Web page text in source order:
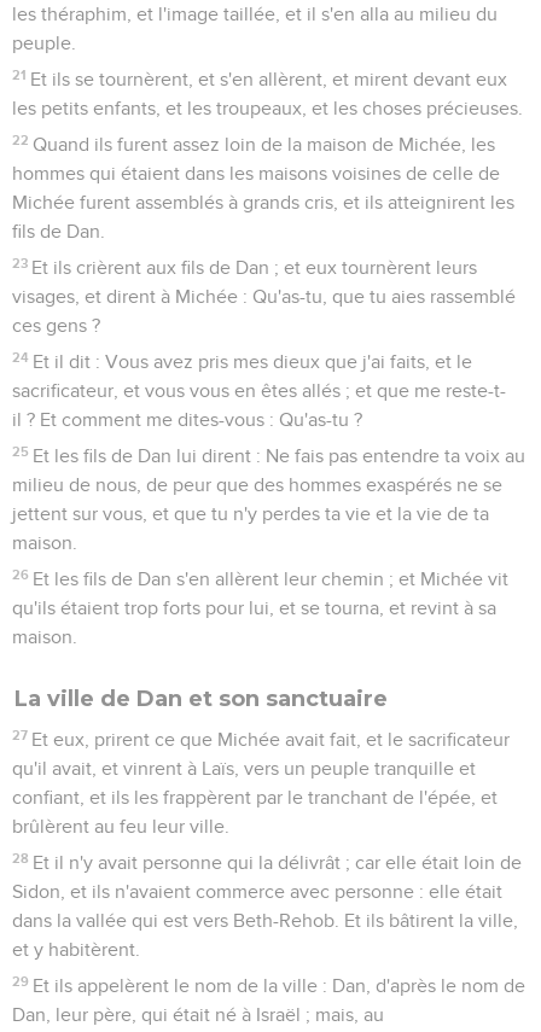
les théraphim, et l'image taillée, et il s'en alla au milieu du
peuple.
21 Et ils se tournèrent, et s'en allèrent, et mirent devant eux
les petits enfants, et les troupeaux, et les choses précieuses.
22 Quand ils furent assez loin de la maison de Michée, les
hommes qui étaient dans les maisons voisines de celle de
Michée furent assemblés à grands cris, et ils atteignirent les
fils de Dan.
23 Et ils crièrent aux fils de Dan ; et eux tournèrent leurs
visages, et dirent à Michée : Qu'as-tu, que tu aies rassemblé
ces gens ?
24 Et il dit : Vous avez pris mes dieux que j'ai faits, et le
sacrificateur, et vous vous en êtes allés ; et que me reste-t-
il ? Et comment me dites-vous : Qu'as-tu ?
25 Et les fils de Dan lui dirent : Ne fais pas entendre ta voix au
milieu de nous, de peur que des hommes exaspérés ne se
jettent sur vous, et que tu n'y perdes ta vie et la vie de ta
maison.
26 Et les fils de Dan s'en allèrent leur chemin ; et Michée vit
qu'ils étaient trop forts pour lui, et se tourna, et revint à sa
maison.
La ville de Dan et son sanctuaire
27 Et eux, prirent ce que Michée avait fait, et le sacrificateur
qu'il avait, et vinrent à Laïs, vers un peuple tranquille et
confiant, et ils les frappèrent par le tranchant de l'épée, et
brûlèrent au feu leur ville.
28 Et il n'y avait personne qui la délivrât ; car elle était loin de
Sidon, et ils n'avaient commerce avec personne : elle était
dans la vallée qui est vers Beth-Rehob. Et ils bâtirent la ville,
et y habitèrent.
29 Et ils appelèrent le nom de la ville : Dan, d'après le nom de
Dan, leur père, qui était né à Israël ; mais, au